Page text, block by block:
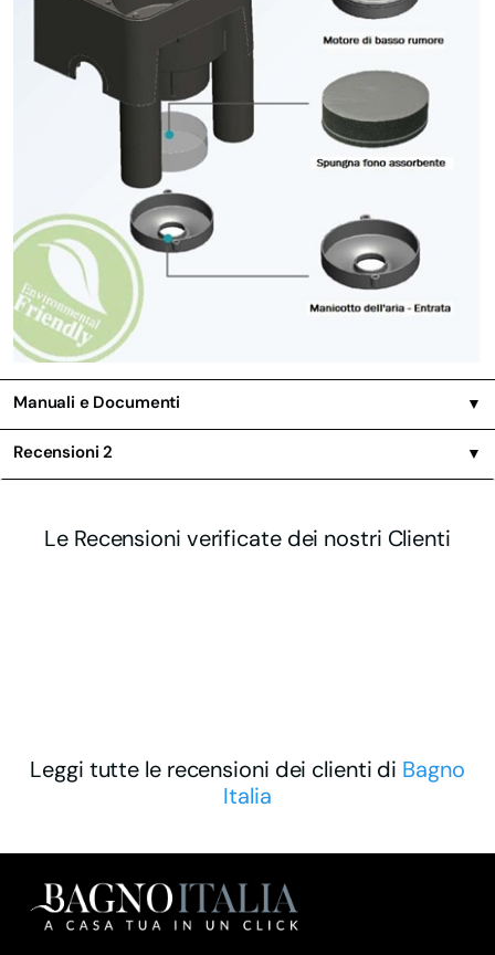
Manuali e Documenti ▼
Recensioni2 ▼
Le Recensioni verificate dei nostri Clienti
Leggi tutte le recensioni dei clienti di Bagno
Italia